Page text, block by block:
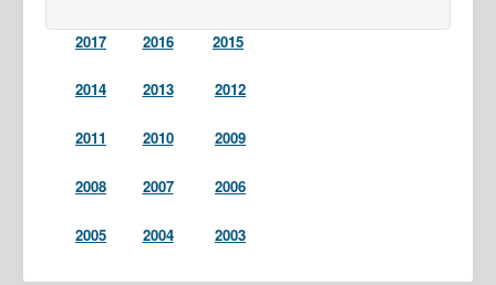
2017 2016 2015
2014 2013 2012
2011 2010 2009
2008 2007 2006
2005 2004 2003